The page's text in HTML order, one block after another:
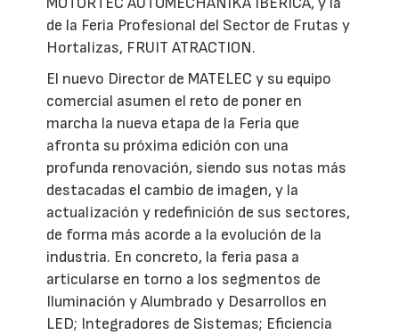
de la Feria Profesional del Sector de Frutas y
Hortalizas, FRUIT ATRACTION.
El nuevo Director de MATELEC y su equipo
comercial asumen el reto de poner en
marcha la nueva etapa de la Feria que
afronta su próxima edición con una
profunda renovación, siendo sus notas más
destacadas el cambio de imagen, y la
actualización y redefinición de sus sectores,
de forma más acorde a la evolución de la
industria. En concreto, la feria pasa a
articularse en torno a los segmentos de
Iluminación y Alumbrado y Desarrollos en
LED; Integradores de Sistemas; Eficiencia